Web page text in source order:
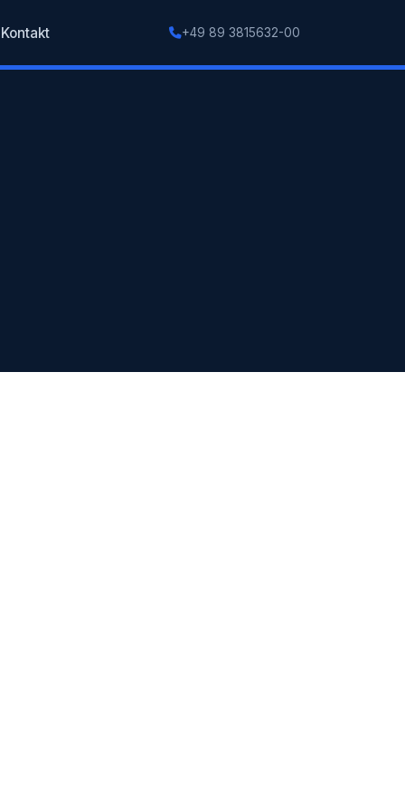
Kontakt +49 89 3815632-00